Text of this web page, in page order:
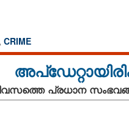
CRIME
പ്രധാന